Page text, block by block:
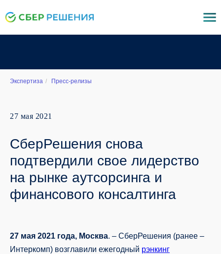
Экспертиза / Пресс-релизы
27 мая 2021
СберРешения снова
подтвердили свое лидерство
на рынке аутсорсинга и
финансового консалтинга
27 мая 2021 года, Москва. – СберРешения (ранее –
Интеркомп) возглавили ежегодный рэнкинг